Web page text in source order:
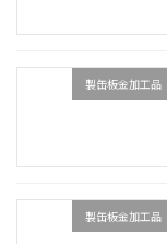
製缶板金加工品
製缶板金加工品